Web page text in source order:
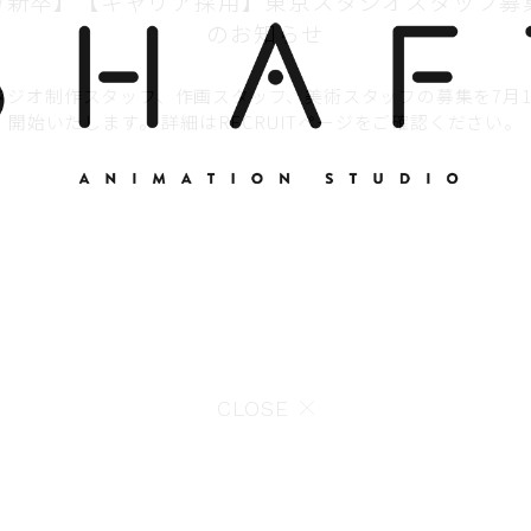
のお知らせ
ジオ制作スタッフ、作画スタッフ、美術スタッフの募集を7月
開始いたします。 詳細はRECRUITページをご確認ください。